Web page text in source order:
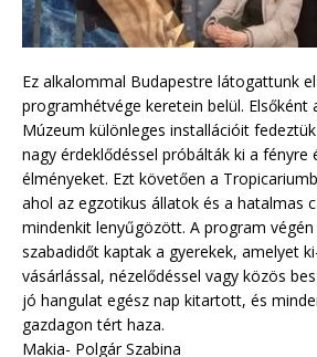
Ez alkalommal Budapestre látogattunk
programhétvége keretein belül. Elsőként
Múzeum különleges installációit
nagy érdeklődéssel próbálták ki a fényre
élményeket. Ezt követően a
ahol az egzotikus állatok és a hatalmas
mindenkit lenyűgözött. A program
szabadidőt kaptak a gyerekek, amelyet
vásárlással, nézelődéssel vagy közös
jó hangulat egész nap kitartott, és
gazdagon tért haza.
Makia- Polgár Szabina